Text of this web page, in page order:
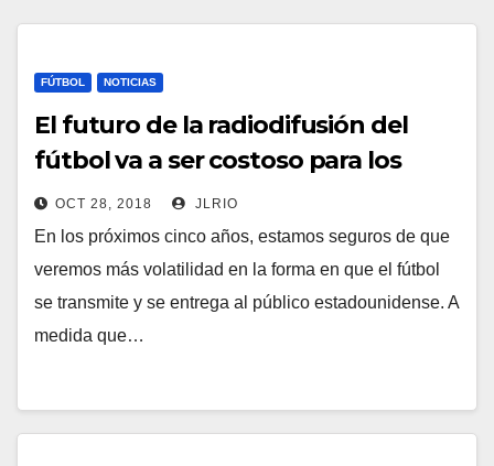
FÚTBOL NOTICIAS
El futuro de la radiodifusión del
fútbol va a ser costoso para los
consumidores
OCT 28, 2018 JLRIO
En los próximos cinco años, estamos seguros de que
veremos más volatilidad en la forma en que el fútbol
se transmite y se entrega al público estadounidense. A
medida que…